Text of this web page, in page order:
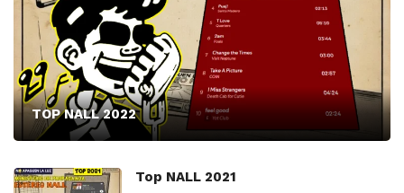
TOP NALL 2022
Top NALL 2021